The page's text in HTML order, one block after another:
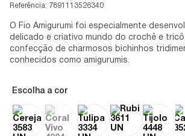
Referência: 7891113526340
O Fio Amigurumi foi especialmente
delicado e criativo mundo do crochê e
confecção de charmosos bichinhos
conhecidos como amigurumis.
cor
6º
facilita pro 4432
8º
azul
9 º
maquina costura
10
º black